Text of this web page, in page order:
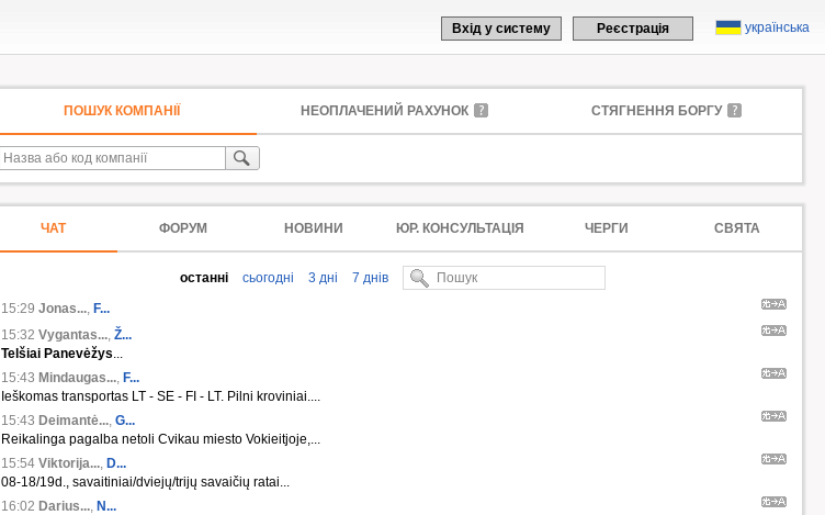
українська
Вхід у систему Реєстрація
ПОШУК КОМПАНІЇ НЕОПЛАЧЕНИЙ РАХУНОК СТЯГНЕННЯ БОРГУ
ЧАТ ФОРУМ НОВИНИ ЮР. КОНСУЛЬТАЦІЯ ЧЕРГИ СВЯТА
останні сьогодні 3 дні
7 днів
15:29 Jonas..., F...
15:32 Vygantas..., Ž...
Telšiai Panevėžys...
15:43 Mindaugas..., F...
Ieškomas transportas LT - SE - FI - LT. Pilni kroviniai....
15:43 Deimantė..., G...
Reikalinga pagalba netoli Cvikau miesto Vokieitjoje,...
15:54 Viktorija..., D...
08-18/19d., savaitiniai/dviejų/trijų savaičių ratai...
16:02 Darius..., N...